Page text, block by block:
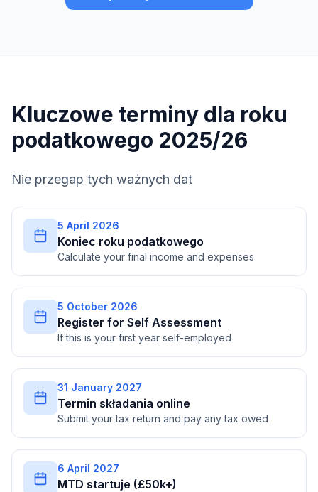
Kluczowe terminy dla roku
podatkowego 2025/26
Nie przegap tych ważnych dat
5 April 2026
Koniec roku podatkowego
Calculate your final income and expenses
5 October 2026
Register for Self Assessment
If this is your first year self-employed
31 January 2027
Termin składania online
Submit your tax return and pay any tax owed
6 April 2027
MTD startuje (£50k+)